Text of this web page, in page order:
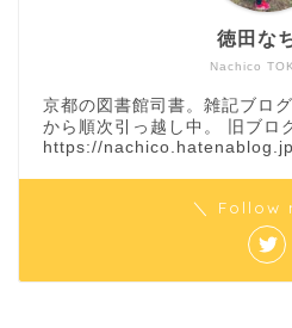
Nachico
徳田な
京都の図書館司書。雑記ブロ
から順次引っ越し中。 旧ブロ
https://
＼ Follow